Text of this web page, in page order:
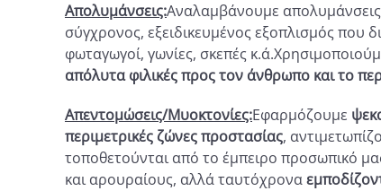
Απολυμάνσεις:Αναλαμβάνουμε
σύγχρονος, εξειδικευμένος εξοπλισμός που
φωταγωγοί, γωνίες, σκεπές
απόλυτα φιλικές προς τον άνθρωπο και το
Απεντομώσεις/Μυοκτονίες:Εφαρμόζουμε
περιμετρικές ζώνες προστασίας,
τοποθετούνται από το έμπειρο προσωπικό
και αρουραίους, αλλά ταυτόχρονα